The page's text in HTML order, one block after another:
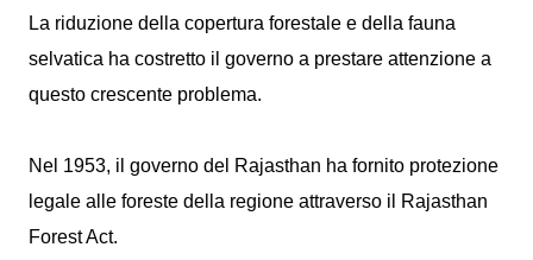
La riduzione della copertura forestale e della fauna
selvatica ha costretto il governo a prestare attenzione a
questo crescente problema.
Nel 1953, il governo del Rajasthan ha fornito protezione
legale alle foreste della regione attraverso il Rajasthan
Forest Act.